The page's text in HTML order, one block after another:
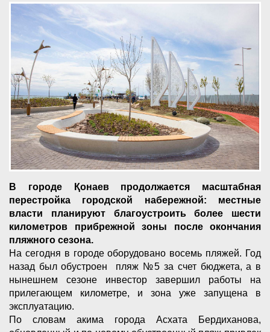
В городе Қонаев продолжается масштабная
перестройка городской набережной: местные
власти планируют благоустроить более шести
километров прибрежной зоны после окончания
пляжного сезона.
На сегодня в городе оборудовано восемь пляжей. Год
назад был обустроен пляж №5 за счет бюджета, а в
нынешнем сезоне инвестор завершил работы на
прилегающем километре, и зона уже запущена в
эксплуатацию.
По словам акима города Асхата Бердиханова,